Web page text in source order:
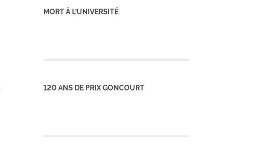
MORT À L’UNIVERSITÉ
120 ANS DE PRIX GONCOURT